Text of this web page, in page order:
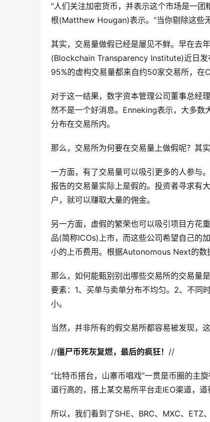
“人们关注加密货币，并表示这个市场是一
根(Matthew Hougan)表示。“当你剔除这些
其实，交易量做假已经是屡见不鲜。早在去
(Blockchain Transparency Institute)近日发
95%的虚构交易量都来自约50家交易所，在
对于这一结果，数字资本管理公司董事总经
然不是一个好消息。Enneking表示，大多数
分布在交易所内。
那么，交易所为何要在交易量上做假呢？其
一方面，有了交易量可以吸引更多的人参与
报告的交易量实际上是假的。投资者寻求有
户，就可以赚取大量的佣金。
另一方面，虚假的繁荣也可以吸引项目方花
品(简称ICOs)上市，而这些公司希望自己的
小的上币费用。根据Autonomous Next的数
那么，如何能甄别别出哪些交易所的交易量
要素：1、买单与卖单分布不均匀。2、不同
小。
当然，并非所有的假交易所都容易被发现，
//僵尸币死灰复燃，最后的疯狂！ //
“比特币搭台，山寨币唱戏”一贯是币圈的主
道行高的，搭上某交易所平台走IEO渠道，道
所以，我们看到了SHE、BRC、MXC、ETZ